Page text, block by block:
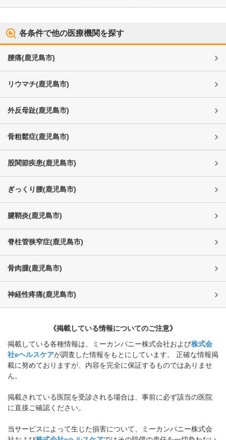
各条件で他の医療機関を探す
腰痛(鹿児島市)
リウマチ(鹿児島市)
外反母趾(鹿児島市)
骨粗鬆症(鹿児島市)
股関節疾患(鹿児島市)
ぎっくり腰(鹿児島市)
腱鞘炎(鹿児島市)
脊柱管狭窄症(鹿児島市)
骨肉腫(鹿児島市)
神経性疼痛(鹿児島市)
《掲載している情報についてのご注意》
掲載している各種情報は、ミーカンパニー株式会社および株式会
社eヘルスケアが調査した情報をもとにしています。 正確な情報掲
載に努めておりますが、内容を完全に保証するものではありませ
ん。
掲載されている医院を受診される場合は、事前に必ず該当の医院
に直接ご確認ください。
当サービスによって生じた損害について、ミーカンパニー株式会